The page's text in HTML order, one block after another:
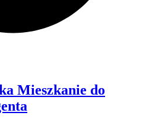
Mieszkanie do